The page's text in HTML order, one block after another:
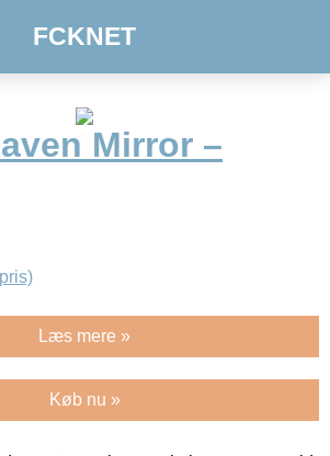
FCKNET
Mirror –
Læs mere »
Køb nu »